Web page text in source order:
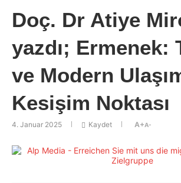
Doç. Dr Atiye
yazdı; Ermenek:
ve Modern
Kesişim Noktası
4. Januar 2025 Kaydet A+A-